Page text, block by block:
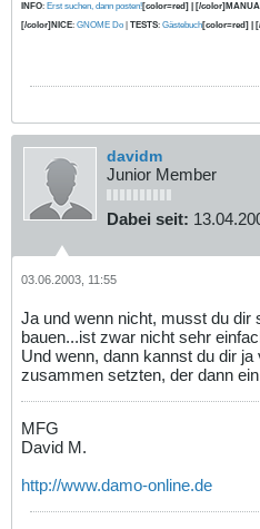
INFO: Erst suchen, dann posten![color=red] | [/
[/color]NICE: GNOME Do TESTS: Gästebuch[color=red] |
davidm
Junior Member
Dabei seit:
03.06.2003, 11:55
Ja und wenn nicht, musst du dir
bauen...ist zwar nicht sehr
Und wenn, dann kannst du dir
zusammen setzten, der dann
MFG
David M.
http://www.damo-online.de